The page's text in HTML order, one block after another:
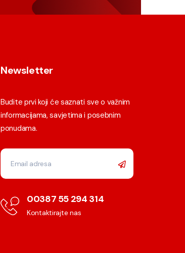
Newsletter
Budite prvi koji će saznati sve o važnim
informacijama, savjetima i posebnim
ponudama.
00387 55 294 314
Kontaktirajte nas